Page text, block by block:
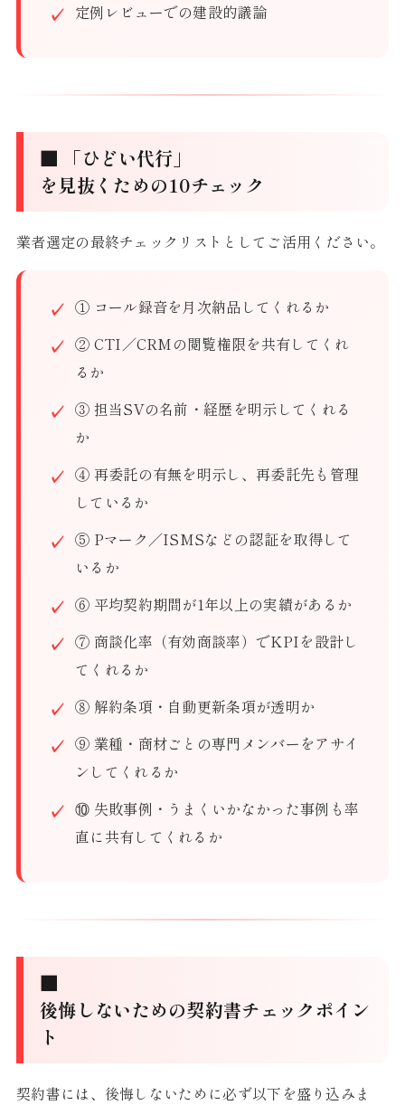
定例レビューでの建設的議論
■ 「ひどい代行」
を見抜くための10チェック
業者選定の最終チェックリストとしてご活用ください。
① コール録音を月次納品してくれるか
② CTI／CRMの閲覧権限を共有してくれ
るか
③ 担当SVの名前・経歴を明示してくれる
か
④ 再委託の有無を明示し、再委託先も管理
しているか
⑤ Pマーク／ISMSなどの認証を取得して
いるか
⑥ 平均契約期間が1年以上の実績があるか
⑦ 商談化率（有効商談率）でKPIを設計し
てくれるか
⑧ 解約条項・自動更新条項が透明か
⑨ 業種・商材ごとの専門メンバーをアサイ
ンしてくれるか
⑩ 失敗事例・うまくいかなかった事例も率
直に共有してくれるか
■
後悔しないための契約書チェックポイン
ト
契約書には、後悔しないために必ず以下を盛り込みま